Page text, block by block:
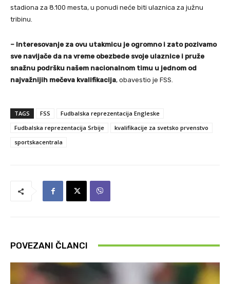
stadiona za 8.100 mesta, u ponudi neće biti ulaznica za južnu
tribinu.
– Interesovanje za ovu utakmicu je ogromno i zato pozivamo
sve navijače da na vreme obezbede svoje ulaznice i pruže
snažnu podršku našem nacionalnom timu u jednom od
najvažnijih mečeva kvalifikacija, obavestio je FSS.
TAGS FSS
Fudbalska reprezentacija Engleske
Fudbalska reprezentacija Srbije
kvalifikacije za svetsko prvenstvo
sportskacentrala
POVEZANI ČLANCI